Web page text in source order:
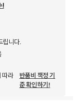
!
립니다.
따라
반품비 책정 기
준 확인하기!